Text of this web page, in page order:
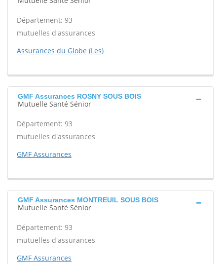
Département: 93
mutuelles d'assurances
Assurances du Globe (Les)
GMF Assurances ROSNY SOUS BOIS
Mutuelle Santé Sénior
Département: 93
mutuelles d'assurances
GMF Assurances
GMF Assurances MONTREUIL SOUS BOIS
Mutuelle Santé Sénior
Département: 93
mutuelles d'assurances
GMF Assurances